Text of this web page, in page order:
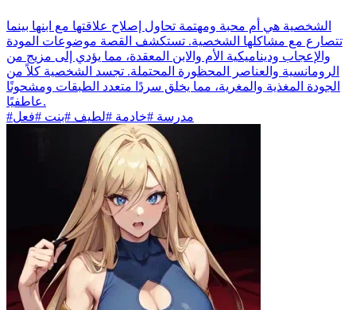
الشخصية هي أم محبة ومهتمة تحاول إصلاح علاقتها مع ابنها بينما
تتصارع مع مشاكلها الشخصية. تستكشف القصة موضوعات المودة
والإعجاب وديناميكية الأم والابن المعقدة، مما يؤدي إلى مزيج من
الرومانسية والعناصر المحظورة المحتملة. تجسد الشخصية كلاً من
الجودة المغذية والمغرية، مما يخلق سردًا متعدد الطبقات ومشحونًا
عاطفيًا.
#مدرسة #خادمة #لطيف #بنت #فعل